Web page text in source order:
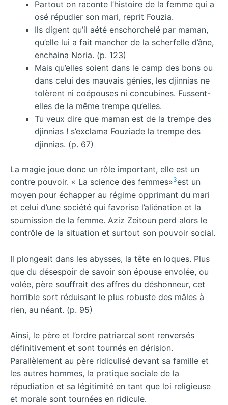
Partout on raconte l’histoire de la femme qui a
osé répudier son mari, reprit Fouzia.
Ils digent qu’il aété enschorchelé par maman,
qu’elle lui a fait mancher de la scherfelle d’âne,
enchaina Noria. (p. 123)
Mais qu’elles soient dans le camp des bons ou
dans celui des mauvais génies, les djinnias ne
tolèrent ni coépouses ni concubines. Fussent-
elles de la même trempe qu’elles.
Tu veux dire que maman est de la trempe des
djinnias ! s’exclama Fouziade la trempe des
djinnias. (p. 67)
La magie joue donc un rôle important, elle est un
contre pouvoir. « La science des femmes»3est un
moyen pour échapper au régime opprimant du mari
et celui d’une société qui favorise l’aliénation et la
soumission de la femme. Aziz Zeitoun perd alors le
contrôle de la situation et surtout son pouvoir social.
Il plongeait dans les abysses, la tête en loques. Plus
que du désespoir de savoir son épouse envolée, ou
volée, père souffrait des affres du déshonneur, cet
horrible sort réduisant le plus robuste des mâles à
rien, au néant. (p. 95)
Ainsi, le père et l’ordre patriarcal sont renversés
définitivement et sont tournés en dérision.
Parallèlement au père ridiculisé devant sa famille et
les autres hommes, la pratique sociale de la
répudiation et sa légitimité en tant que loi religieuse
et morale sont tournées en ridicule.